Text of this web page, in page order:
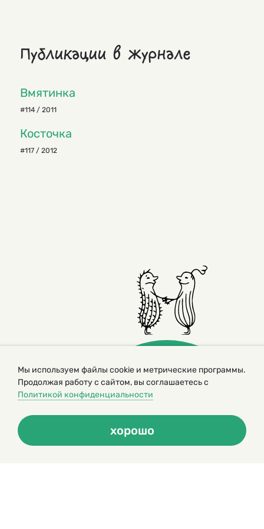
Публикации в журнале
Вмятинка
#114 / 2011
Косточка
#117 / 2012
журнал для детей
Копирование материалов возможно только с разрешения редакторов
сайта
Политика конфиденциальности
Мы используем файлы cookie и метрические программы.
Продолжая работу с сайтом, вы соглашаетесь с
Политикой конфиденциальности
хорошо